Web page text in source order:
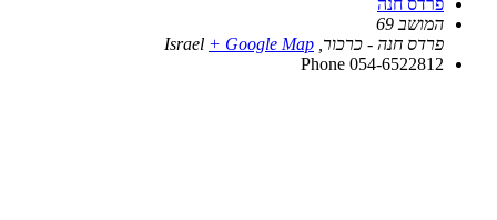
פרדס חנה
המושב 69
פרדס חנה - כרכור
Israel + Google Map
Phone 054-6522812